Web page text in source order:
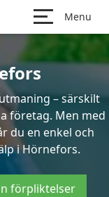
Menu
– särskilt
företag. Men med
du en enkel och
i Hörnefors.
förpliktelser